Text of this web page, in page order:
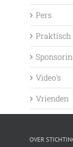
Pers
Praktisch
Video's
Vrienden
OVER